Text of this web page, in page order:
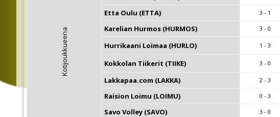
Kotijoukkueena
Etta Oulu (ETTA) 3 - 1
Karelian Hurmos (HURMOS) 3 - 0
Hurrikaani Loimaa (HURLO) 1 - 3
Kokkolan Tiikerit (TIIKE) 3 - 0
Lakkapaa.com (LAKKA) 2 - 3
Raision Loimu (LOIMU) 0 - 3
Savo Volley (SAVO) 3 - 0